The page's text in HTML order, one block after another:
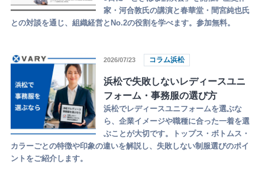
家・河合敦氏の講演と春華堂・間宮純也氏
との対談を通じ、組織経営とNo.2の役割を学べます。参加無料。
2026/07/23 コラム浜松
浜松で失敗しないレディースユニ
フォーム・事務服の選び方
浜松でレディースユニフォームを選ぶな
ら、企業イメージや職種に合った一着を選
ぶことが大切です。トップス・ボトムス・
カラーごとの特徴や印象の違いを解説し、失敗しない制服選びのポイ
ントをご紹介します。